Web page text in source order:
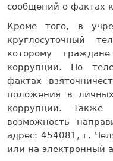
сообщений о фактах
Кроме того, в
круглосуточный
которому
коррупции. По
фактах
положения в
коррупции. Также
возможность
адрес: 454081, г.
или на электронный